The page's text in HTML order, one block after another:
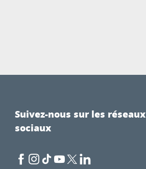
Suivez-nous sur les réseaux
sociaux